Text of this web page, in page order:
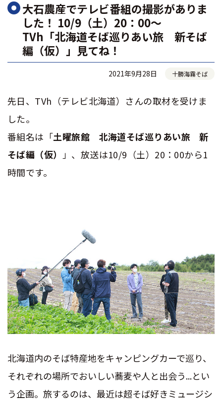
大石農産でテレビ番組の撮影がありま
した！ 10/9（土）20：00～
TVh「北海道そば巡りあい旅 新そば
編（仮）」見てね！
2021年9月28日 十勝海霧そば
先日、 TVh（テレビ北海道） さんの取材を受けま
した。
番組名は「土曜旅館 北海道そば巡りあい旅 新
そば編（仮）
」、放送は10/9（土）20：00から1
時間です。
北海道内のそば特産地をキャンピングカーで巡り、
それぞれの場所でおいしい蕎麦や人と出会う...とい
う企画。旅するのは、最近は超そば好きミュージシ